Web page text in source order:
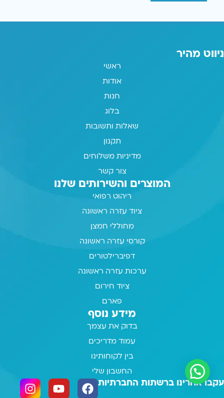
ניווט מהיר
ראשי
אודות
חנות
בלוג
שאלות ותשובות
תקנון
מדיניות משלוחים
צור קשר
המוצרים והשירותים שלנו
ריהוט רפואי
ציוד עזרה ראשונה
מחוללי חמצן
קורסי עזרה ראשונה
דפיברילטורים
ערכות עזרה ראשונה
ציוד חירום
פארם
מידע נוסף
בדוק את עצמך
עמוד מדריכים
בין לקוחותינו
החשבון שלי
עקבו אחרינו ברשתות החברתיות